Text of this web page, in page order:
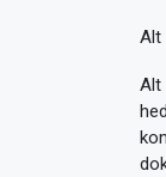
Alt
Alt